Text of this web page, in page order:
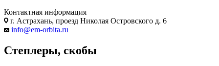
Контактная информация
г. Астрахань, проезд Николая Островского д. 6
info@em-orbita.ru
Степлеры, скобы